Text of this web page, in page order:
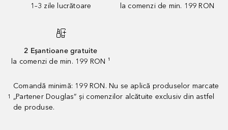
1–3 zile lucrătoare
la comenzi de min. 199 RON
2 Eșantioane gratuite
la comenzi de min. 199 RON ¹
1
Comandă minimă: 199 RON. Nu se aplică produselor marcate
„Partener Douglas” și comenzilor alcătuite exclusiv din astfel
de produse.